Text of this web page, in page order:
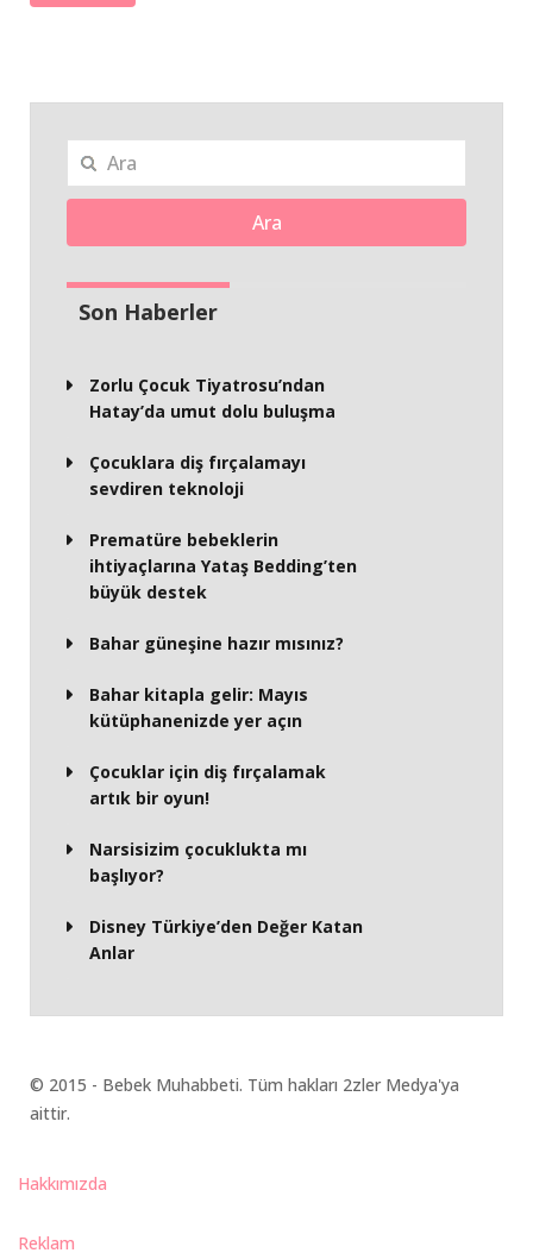
Ara
Son Haberler
Zorlu Çocuk Tiyatrosu’ndan
Hatay’da umut dolu buluşma
Çocuklara diş fırçalamayı
sevdiren teknoloji
Prematüre bebeklerin
ihtiyaçlarına Yataş Bedding’ten
büyük destek
Bahar güneşine hazır mısınız?
Bahar kitapla gelir: Mayıs
kütüphanenizde yer açın
Çocuklar için diş fırçalamak
artık bir oyun!
Narsisizim çocuklukta mı
başlıyor?
Disney Türkiye’den Değer Katan
Anlar
© 2015 - Bebek Muhabbeti. Tüm hakları 2zler Medya'ya
aittir.
Hakkımızda
Reklam